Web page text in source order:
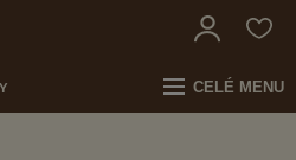
CELÉ MENU